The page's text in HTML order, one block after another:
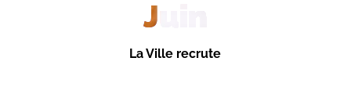
La Ville recrute
Juin